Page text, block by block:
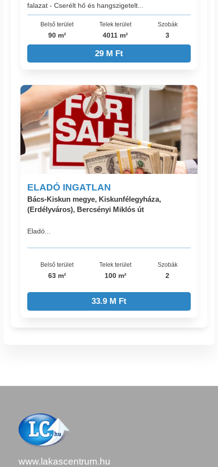
falazat - Cserélt hő és hangszigetelt...
Belső terület
90 m²
Telek terület
4011 m²
Szobák
3
29 M Ft
ELADÓ INGATLAN
Bács-Kiskun megye, Kiskunfélegyháza,
(Erdélyváros), Bercsényi Miklós út
Eladó...
Belső terület
63 m²
Telek terület
100 m²
Szobák
2
33.9 M Ft
www.lakascentrum.hu